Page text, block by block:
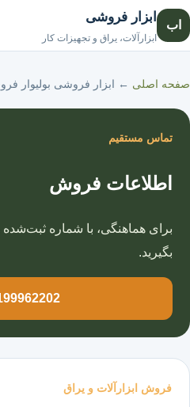
اب
ابزار فروشی
ابزارآلات، یراق و تجهیزات کار
صفحه اصلی ← ابزار فروشی بولیوار
فروش ابزارآلات و یراق
تماس مستقیم
اطلاعات فروش
برای هماهنگی، با شماره
بگیرید.